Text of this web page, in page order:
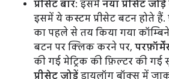
प्रीसेट बार: इसमें नया प्रीसेट जोड़ें
इसमें ये कस्टम प्रीसेट बटन होते हैं.
का पहले से तय किया गया
बटन पर क्लिक करने पर,
की गई मेट्रिक की फ़िल्टर की गई
प्रीसेट जोड़ें डायलॉग बॉक्स में